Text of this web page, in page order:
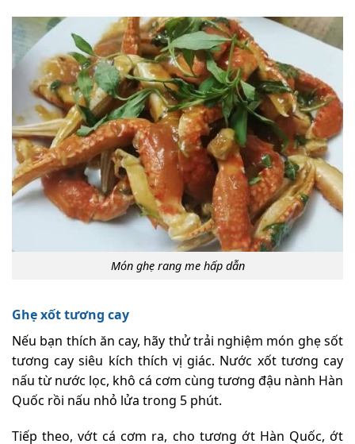
Món ghẹ rang me hấp dẫn
Ghẹ xốt tương cay
Nếu bạn thích ăn cay, hãy thử trải nghiệm món ghẹ sốt
tương cay siêu kích thích vị giác. Nước xốt tương cay
nấu từ nước lọc, khô cá cơm cùng tương đậu nành Hàn
Quốc rồi nấu nhỏ lửa trong 5 phút.
Tiếp theo, vớt cá cơm ra, cho tương ớt Hàn Quốc, ớt